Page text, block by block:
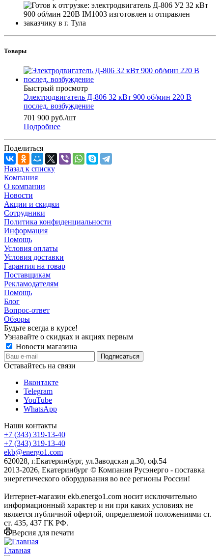
Товары
Быстрый просмотр
Электродвигатель Д-806 32 кВт 900 об/мин 220 В
послед. возбуждение
701 900 руб./шт
Подробнее
Поделиться
Назад к списку
Компания
О компании
Новости
Акции и скидки
Сотрудники
Политика конфиденциальности
Информация
Помощь
Условия оплаты
Условия доставки
Гарантия на товар
Поставщикам
Рекламодателям
Помощь
Блог
Вопрос-ответ
Обзоры
Будьте всегда в курсе!
Узнавайте о скидках и акциях первым
Новости магазина
Оставайтесь на связи
Вконтакте
Telegram
YouTube
WhatsApp
Наши контакты
+7 (343) 319-13-40
+7 (343) 319-13-40
ekb@energo1.com
620028, г.Екатеринбург, ул.Заводская д.30, оф.54
2013-2026, Екатеринбург © Компания Русэнерго - поставка
энергетического оборудования во все регионы России!
Интернет-магазин ekb.energo1.com носит исключительно
информационный характер и ни при каких условиях не
является публичной офертой, определяемой положениями ст.
ст. 435, 437 ГК РФ.
Версия для печати
Главная